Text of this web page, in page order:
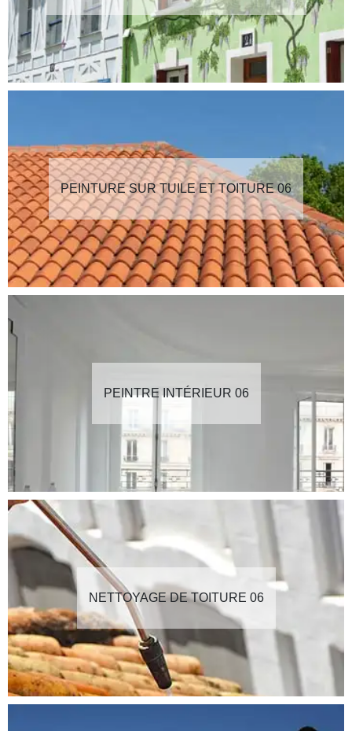
PEINTURE SUR TUILE ET TOITURE 06
PEINTRE INTÉRIEUR 06
NETTOYAGE DE TOITURE 06